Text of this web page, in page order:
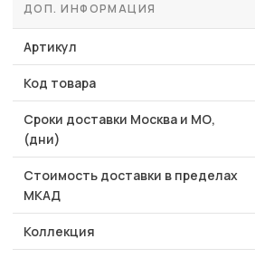
ДОП. ИНФОРМАЦИЯ
Артикул
Код товара
Сроки доставки Москва и МО,
(дни)
Стоимость доставки в пределах
МКАД
Коллекция